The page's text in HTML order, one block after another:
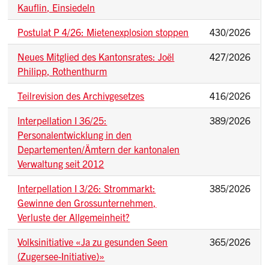
Kauflin, Einsiedeln
Postulat P 4/26: Mietenexplosion stoppen 430/2026
Neues Mitglied des Kantonsrates: Joël
Philipp, Rothenthurm
427/2026
Teilrevision des Archivgesetzes 416/2026
Interpellation I 36/25:
Personalentwicklung in den
Departementen/Ämtern der kantonalen
Verwaltung seit 2012
389/2026
Interpellation I 3/26: Strommarkt:
Gewinne den Grossunternehmen,
Verluste der Allgemeinheit?
385/2026
Volksinitiative «Ja zu gesunden Seen
(Zugersee-Initiative)»
365/2026